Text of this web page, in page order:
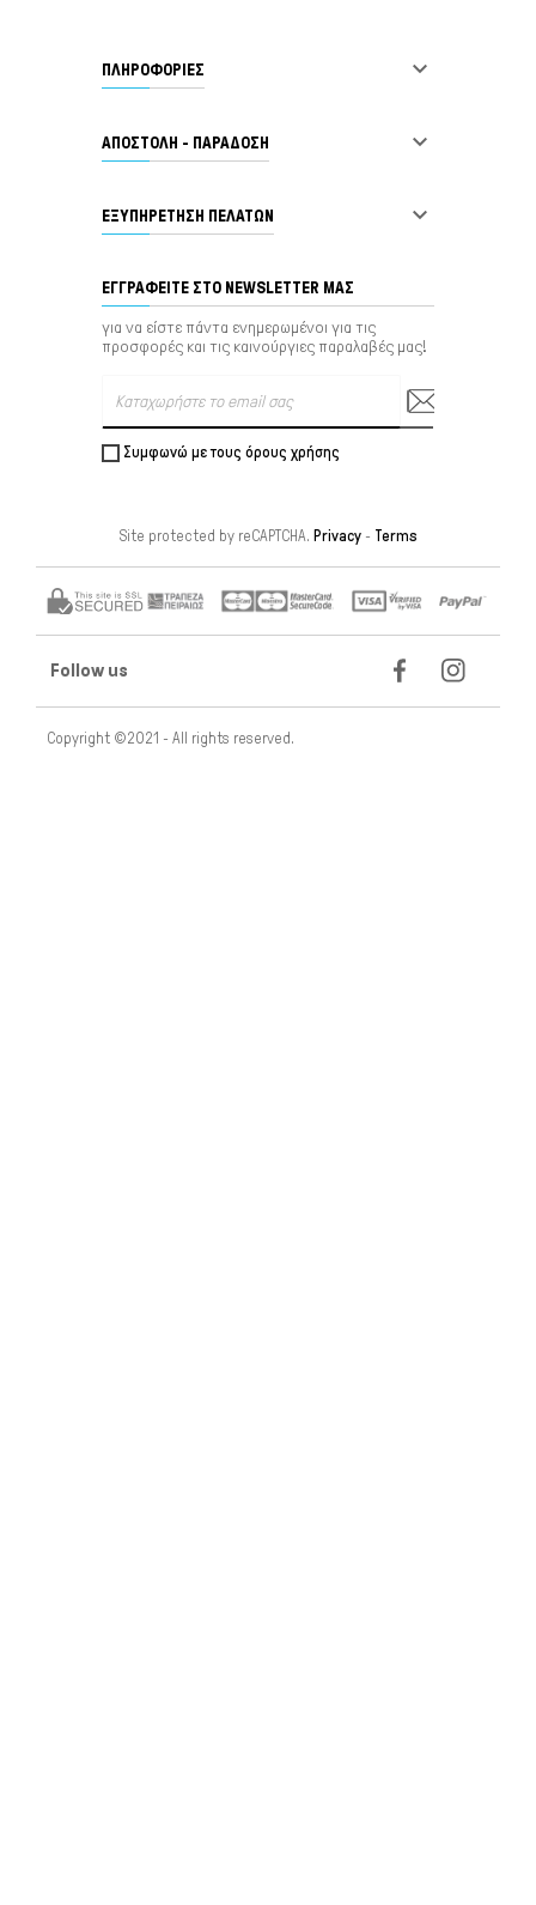
ΠΛΗΡΟΦΟΡΙΕΣ 
ΑΠΟΣΤΟΛΗ - ΠΑΡΑΔΟΣΗ 
ΕΞΥΠΗΡΈΤΗΣΗ ΠΕΛΑΤΏΝ 
ΕΓΓΡΑΦΕΊΤΕ ΣΤΟ NEWSLETTER ΜΑΣ
για να είστε πάντα ενημερωμένοι για τις
προσφορές και τις καινούργιες παραλαβές μας!
Συμφωνώ με τους όρους χρήσης
Site protected by reCAPTCHA. Privacy- Terms
Follow us
Copyright ©2021 - All rights reserved.